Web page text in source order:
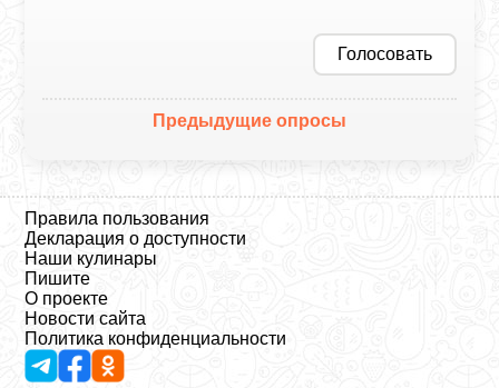
Голосовать
Предыдущие опросы
Правила пользования
Декларация о доступности
Наши кулинары
Пишите
О проекте
Новости сайта
Политика конфиденциальности